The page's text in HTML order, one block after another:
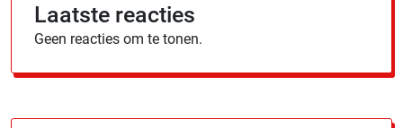
Laatste reacties
Geen reacties om te tonen.